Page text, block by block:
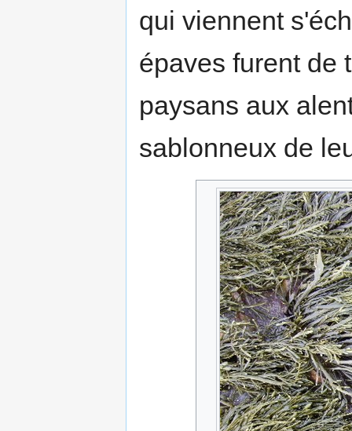
qui viennent
épaves furent de
paysans aux
sablonneux de